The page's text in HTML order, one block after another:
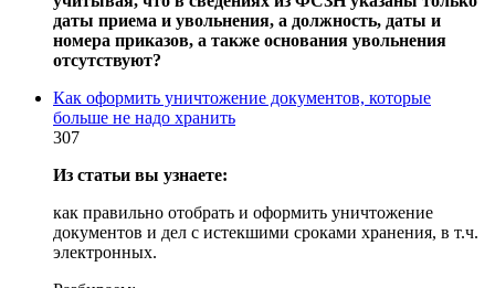
даты приема и увольнения, а должность, даты и
номера приказов, а также основания увольнения
отсутствуют?
Как оформить уничтожение документов, которые
больше не надо хранить
307
Из статьи вы узнаете:
как правильно отобрать и оформить уничтожение
документов и дел с истекшими сроками хранения, в т.ч.
электронных.